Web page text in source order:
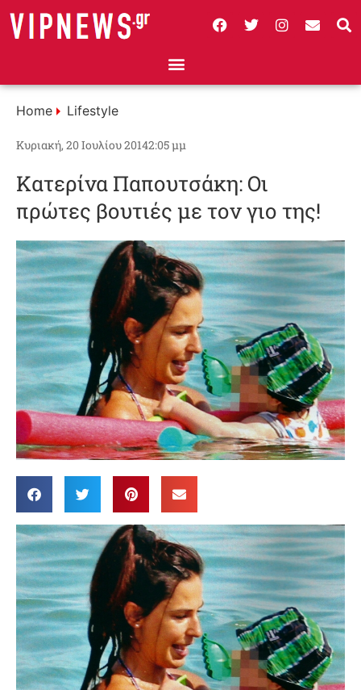
Home Lifestyle
Κυριακή, 20 Ιουλίου 20142:05 μμ
Κατερίνα Παπουτσάκη: Οι
πρώτες βουτιές με τον γιο της!